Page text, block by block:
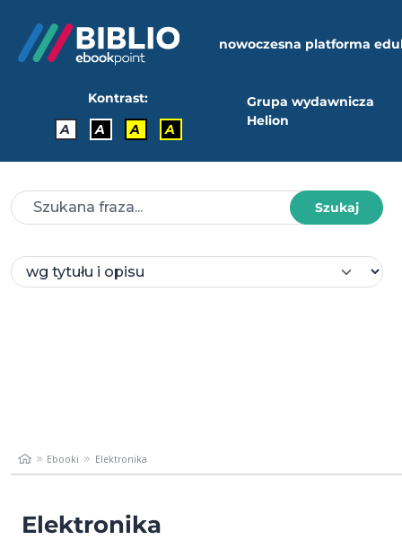
nowoczesna platforma
Kontrast:
A
A A A
Grupa wydawnicza
Helion
Szukaj
Ebooki Elektronika
Elektronika